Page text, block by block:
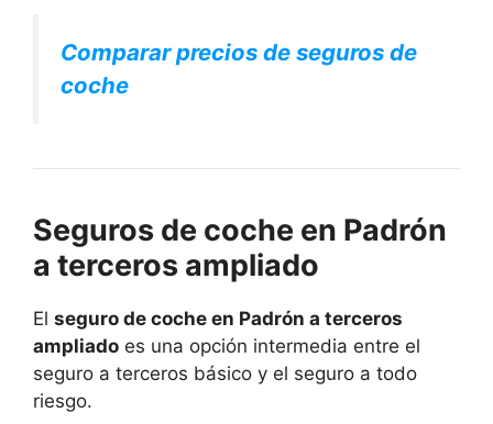
Comparar precios de seguros de
coche
Seguros de coche en Padrón
a terceros ampliado
El seguro de coche en Padrón a terceros
ampliado es una opción intermedia entre el
seguro a terceros básico y el seguro a todo
riesgo.